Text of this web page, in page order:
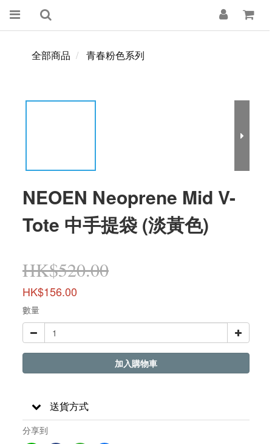
全部商品 青春粉色系列
NEOEN Neoprene Mid V-
Tote 中手提袋 (淡黃色)
HK$520.00
HK$156.00
數量
加入購物車
送貨方式
分享到